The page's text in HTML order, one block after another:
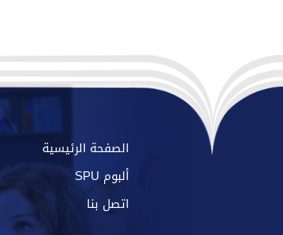
الصفحة الرئيسية
ألبوم SPU
اتصل بنا